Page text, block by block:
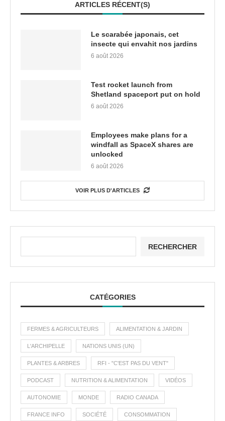
ARTICLES RÉCENT(S)
Le scarabée japonais, cet
insecte qui envahit nos jardins
6 août 2026
Test rocket launch from
Shetland spaceport put on hold
6 août 2026
Employees make plans for a
windfall as SpaceX shares are
unlocked
6 août 2026
VOIR PLUS D'ARTICLES
RECHERCHER
CATÉGORIES
FERMES & AGRICULTEURS ALIMENTATION & JARDIN
L'ARCHIPELLE NATIONS UNIS (UN)
PLANTES & ARBRES RFI - "C'EST PAS DU VENT"
PODCAST NUTRITION & ALIMENTATION VIDÉOS
AUTONOMIE MONDE RADIO CANADA
FRANCE INFO SOCIÉTÉ CONSOMMATION